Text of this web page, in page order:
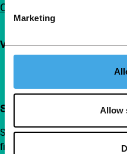
Marketing
Allow
Contact
Volg IFFR
Steun IFFR al vanaf €4 per
Sluit je aan bij een groep
filmliefhebbers. Maak